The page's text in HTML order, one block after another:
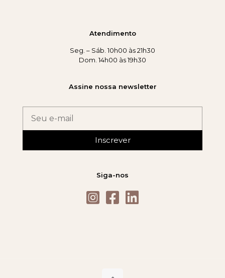
Atendimento
Seg. – Sáb. 10h00 às 21h30
Dom. 14h00 às 19h30
Assine nossa newsletter
Inscrever
Siga-nos